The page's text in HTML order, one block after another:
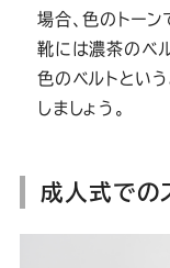
場合、色のトー
靴には濃茶のベ
色のベルトとい
しましょう。
成人式での